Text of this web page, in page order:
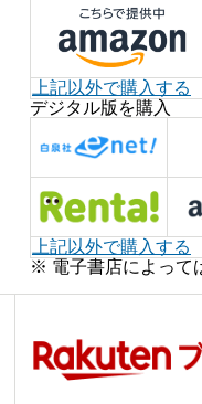
上記以外で購入する
デジタル版を購入
上記以外で購入する
※ 電子書店によって